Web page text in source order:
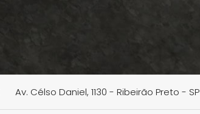
Av. Célso Daniel, 1130 - Ribeirão Preto - SP